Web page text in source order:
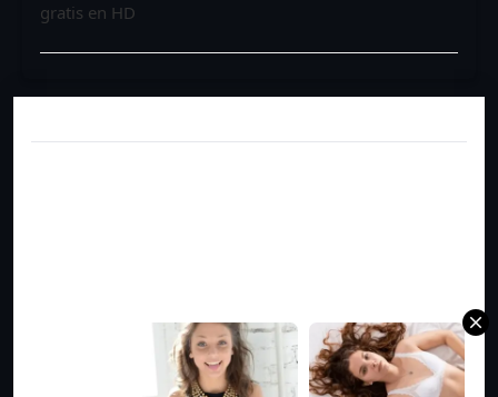
Columbus
DATING
Columbus
DATING
gratis en HD